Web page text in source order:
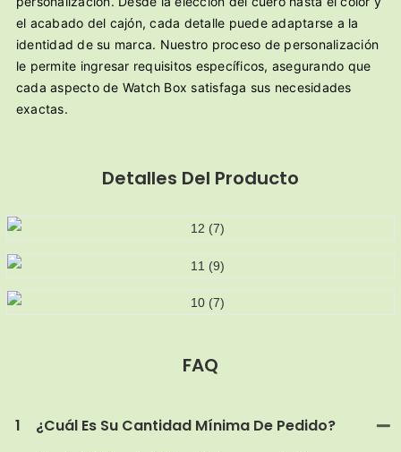
el acabado del cajón, cada detalle puede adaptarse a la
identidad de su marca. Nuestro proceso de personalización
le permite ingresar requisitos específicos, asegurando que
cada aspecto de Watch Box satisfaga sus necesidades
exactas.
Detalles Del Producto
FAQ
1 ¿Cuál Es Su Cantidad Mínima De Pedido?